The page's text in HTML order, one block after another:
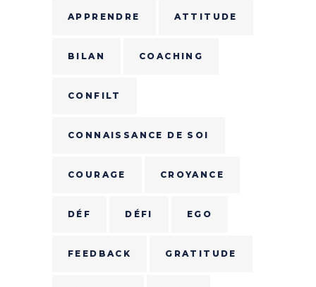
APPRENDRE ATTITUDE
BILAN COACHING
CONFILT
CONNAISSANCE DE SOI
COURAGE CROYANCE
DÉF DÉFI EGO
FEEDBACK GRATITUDE